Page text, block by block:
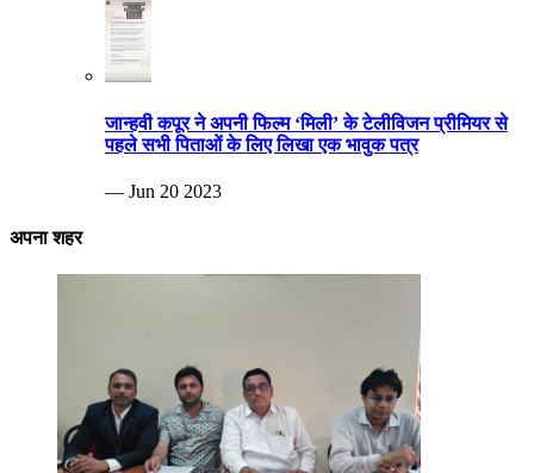
जान्हवी कपूर ने अपनी फिल्म ‘मिली’ के टेलीविजन प्रीमियर से
पहले सभी पिताओं के लिए लिखा एक भावुक पत्र
— Jun 20 2023
अपना शहर